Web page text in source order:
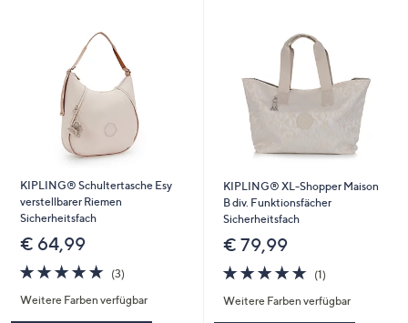
KIPLING® Schultertasche Esy
verstellbarer Riemen
Sicherheitsfach
€ 64,99
5.0
von
5
(3)3
Weitere Farben verfügbar
KIPLING® XL-Shopper Maison
B div. Funktionsfächer
Sicherheitsfach
€ 79,99
5.0
von
5
(1)1
Weitere Farben verfügbar